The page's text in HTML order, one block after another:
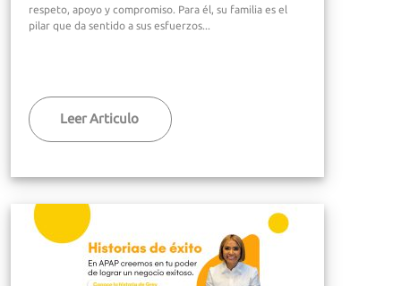
respeto, apoyo y compromiso. Para él, su familia es el
pilar que da sentido a sus esfuerzos...
Leer Articulo